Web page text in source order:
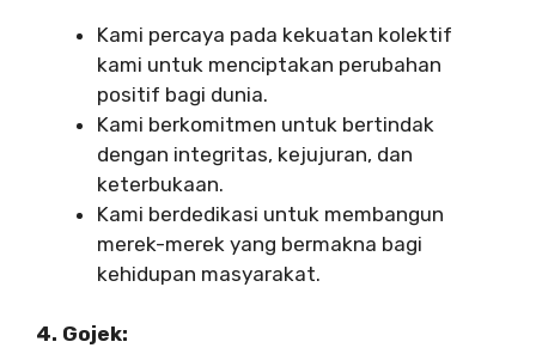
Kami percaya pada kekuatan kolektif
kami untuk menciptakan perubahan
positif bagi dunia.
Kami berkomitmen untuk bertindak
dengan integritas, kejujuran, dan
keterbukaan.
Kami berdedikasi untuk membangun
merek-merek yang bermakna bagi
kehidupan masyarakat.
4. Gojek: